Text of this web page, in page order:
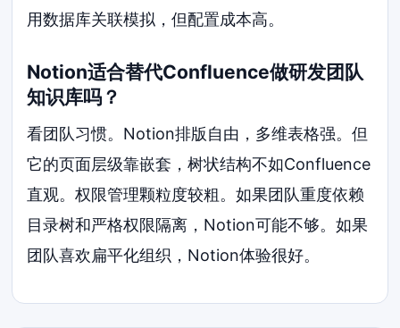
用数据库关联模拟，但配置成本高。
Notion适合替代Confluence做研发团队
知识库吗？
看团队习惯。Notion排版自由，多维表格强。但
它的页面层级靠嵌套，树状结构不如Confluence
直观。权限管理颗粒度较粗。如果团队重度依赖
目录树和严格权限隔离，Notion可能不够。如果
团队喜欢扁平化组织，Notion体验很好。